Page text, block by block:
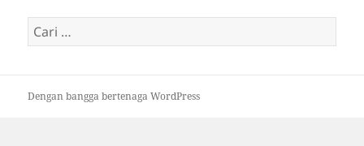
Cari
untuk:
Dengan bangga bertenaga WordPress